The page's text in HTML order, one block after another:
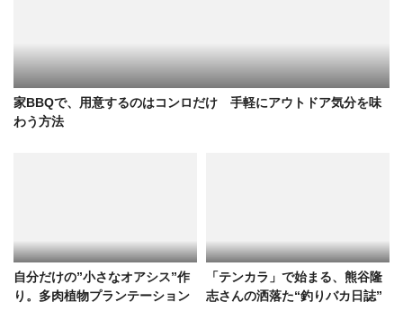
家BBQで、用意するのはコンロだけ 手軽にアウトドア気分を味
わう方法
自分だけの”小さなオアシス”作
り。多肉植物プランテーション
「テンカラ」で始まる、熊谷隆
志さんの洒落た“釣りバカ日誌”